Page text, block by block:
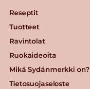
Reseptit
Tuotteet
Ravintolat
Ruokaideoita
Mikä Sydänmerkki on?
Tietosuojaseloste